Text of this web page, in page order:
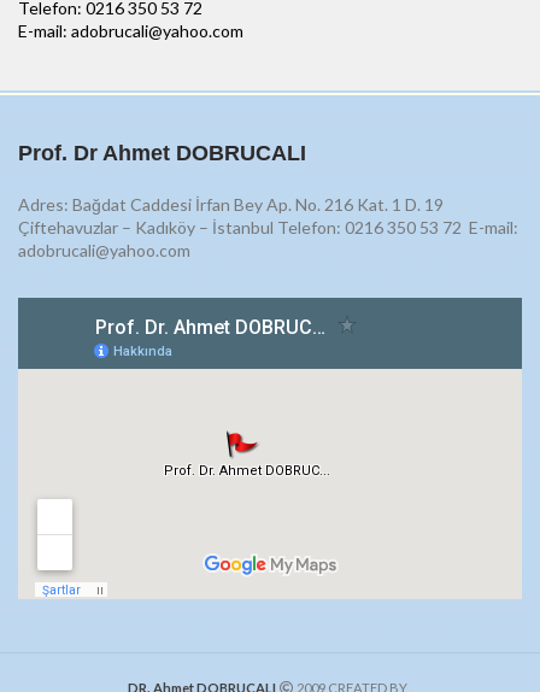
Telefon: 0216 350 53 72
E-mail: adobrucali@yahoo.com
Prof. Dr Ahmet DOBRUCALI
Adres: Bağdat Caddesi İrfan Bey Ap. No. 216 Kat. 1 D. 19
Çiftehavuzlar – Kadıköy – İstanbul Telefon: 0216 350 53 72 E-mail:
adobrucali@yahoo.com
DR. Ahmet DOBRUCALI 2009 CREATED BY